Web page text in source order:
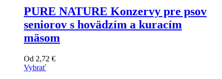
PURE NATURE Konzervy pre psov
seniorov s hovädzím a kuracím
mäsom
Od 2,72 €
Vybrať